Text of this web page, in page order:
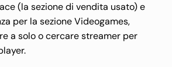
(la sezione di vendita usato) e
per la sezione Videogames,
a solo o cercare streamer per